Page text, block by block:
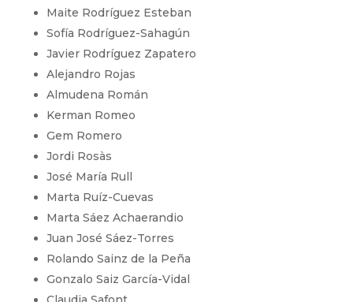
Maite Rodríguez Esteban
Sofía Rodríguez-Sahagún
Javier Rodríguez Zapatero
Alejandro Rojas
Almudena Román
Kerman Romeo
Gem Romero
Jordi Rosàs
José María Rull
Marta Ruíz-Cuevas
Marta Sáez Achaerandio
Juan José Sáez-Torres
Rolando Sainz de la Peña
Gonzalo Saiz García-Vidal